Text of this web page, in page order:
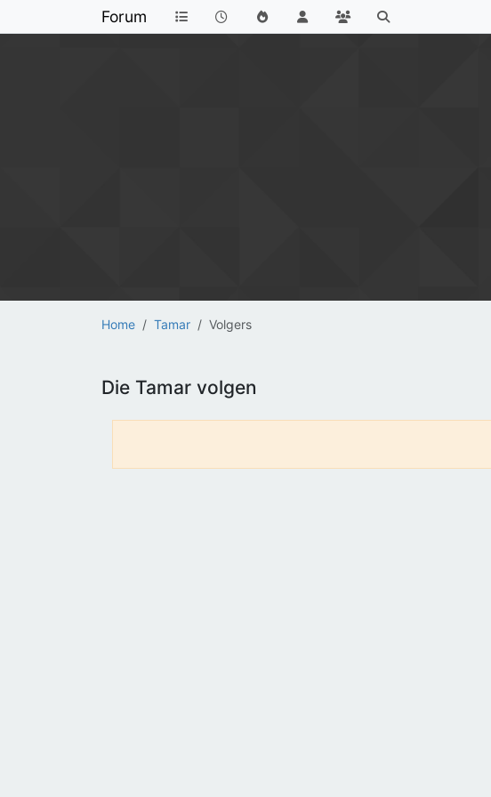
Forum
Home Tamar Volgers
Die Tamar volgen